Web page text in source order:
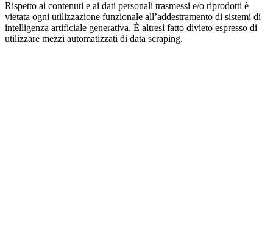
Rispetto ai contenuti e ai dati personali trasmessi e/o riprodotti è
vietata ogni utilizzazione funzionale all’addestramento di sistemi di
intelligenza artificiale generativa. È altresì fatto divieto espresso di
utilizzare mezzi automatizzati di data scraping.